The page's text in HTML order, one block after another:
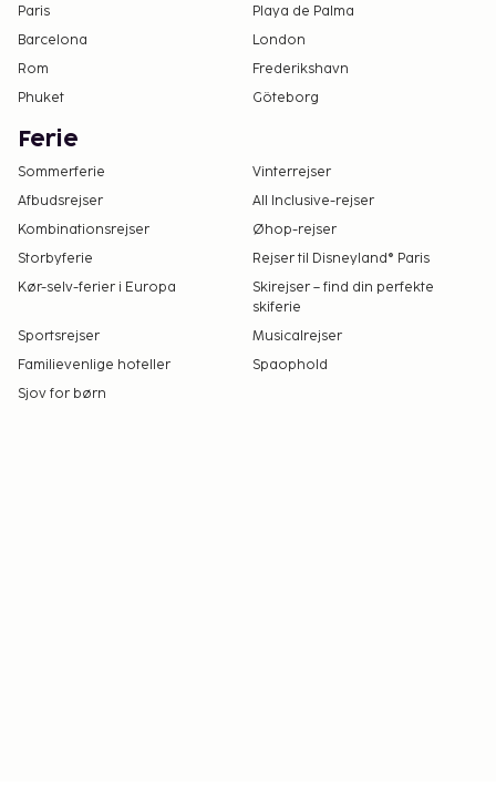
Paris
Playa de Palma
Barcelona
London
Rom
Frederikshavn
Phuket
Göteborg
Ferie
Sommerferie
Vinterrejser
Afbudsrejser
All Inclusive-rejser
Kombinationsrejser
Øhop-rejser
Storbyferie
Rejser til Disneyland® Paris
Kør-selv-ferier i Europa
Skirejser – find din perfekte
skiferie
Sportsrejser
Musicalrejser
Familievenlige hoteller
Spaophold
Sjov for børn